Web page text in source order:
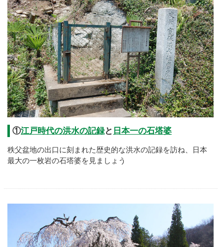
①江戸時代の洪水の記録と 日本一の石塔婆
秩父盆地の出口に刻まれた歴史的な洪水の記録を訪ね、日本
最大の一枚岩の石塔婆を見ましょう